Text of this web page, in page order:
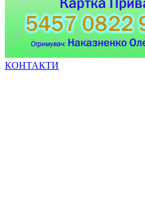
КОНТАКТИ